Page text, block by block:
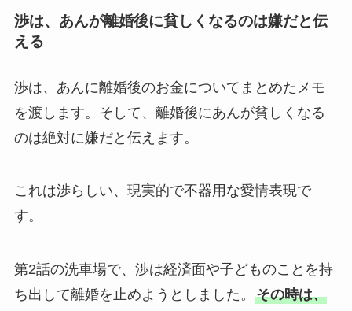
渉は、あんが離婚後に貧しくなるのは嫌だと伝
える
渉は、あんに離婚後のお金についてまとめたメモ
を渡します。そして、離婚後にあんが貧しくなる
のは絶対に嫌だと伝えます。
これは渉らしい、現実的で不器用な愛情表現で
す。
第2話の洗車場で、渉は経済面や子どものことを持
ち出して離婚を止めようとしました。 その時は、